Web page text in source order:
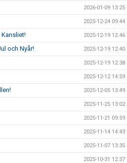
2026-01-09 13:25
2025-12-24 09:44
2025-12-19 12:46
och Nyår! 2025-12-19 12:40
2025-12-19 12:38
2025-12-12 14:59
2025-12-05 13:49
2025-11-25 13:02
2025-11-21 09:59
2025-11-14 14:43
2025-11-07 13:35
2025-10-31 12:37